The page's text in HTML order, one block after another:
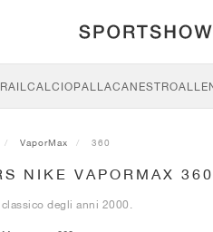
CALCIOPALLACANESTRO
VaporMax 360
NIKE VAPORMAX 360
degli anni 2000​​.